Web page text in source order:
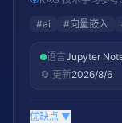
#ai #向量嵌入
语言Jupyter
🔄 更新2026/8/6
优缺点 ▼